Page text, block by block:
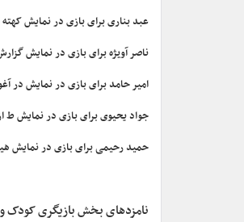
عبد بناری برای بازی در نمایش کهته
ناصر آویژه برای بازی در نمایش
امیر حامد برای بازی در نمایش در
جواد یحیوی برای بازی در نمایش ط
حمید رحیمی برای بازی در نمایش
نامزدهای بخش بازیگری کودک